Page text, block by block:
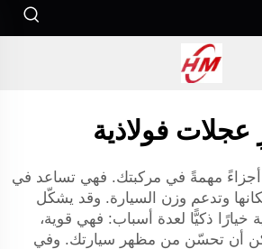
عجلات فولاذية
أجزاءً مهمةً في مركبتك. فهي تساعد في
وتدعم وزن السيارة. وقد يشكّل
خيارًا ذكيًّا لعدة أسباب: فهي قوية،
أن تحسّن من مظهر سيارتك. وفي